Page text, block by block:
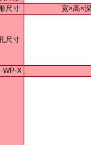
尺寸
宽×高×
尺寸
WP-X